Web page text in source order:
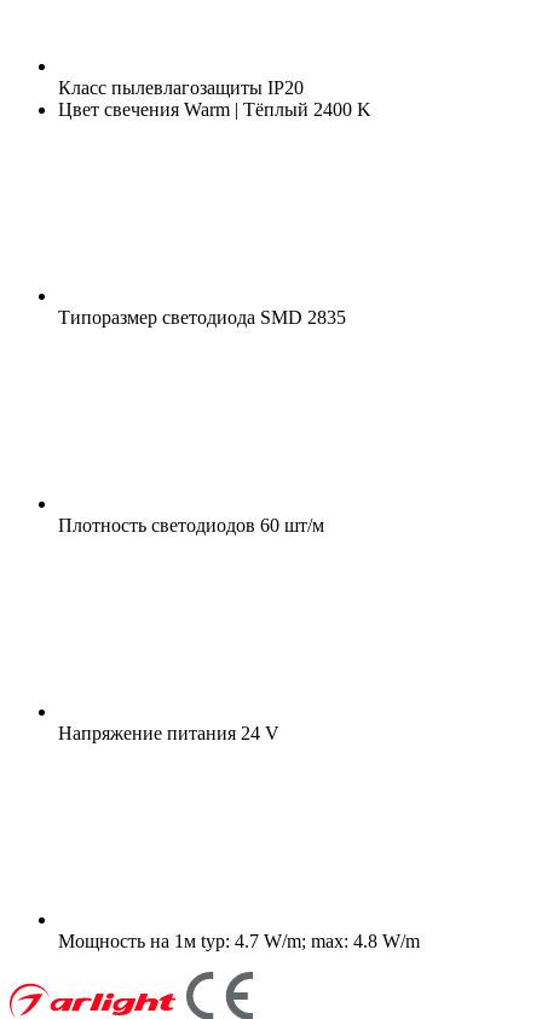
Класс пылевлагозащиты IP20
Цвет свечения Warm | Тёплый 2400 K
Типоразмер светодиода SMD 2835
Плотность светодиодов 60 шт/м
Напряжение питания 24 V
Мощность на 1м typ: 4.7 W/m; max: 4.8 W/m